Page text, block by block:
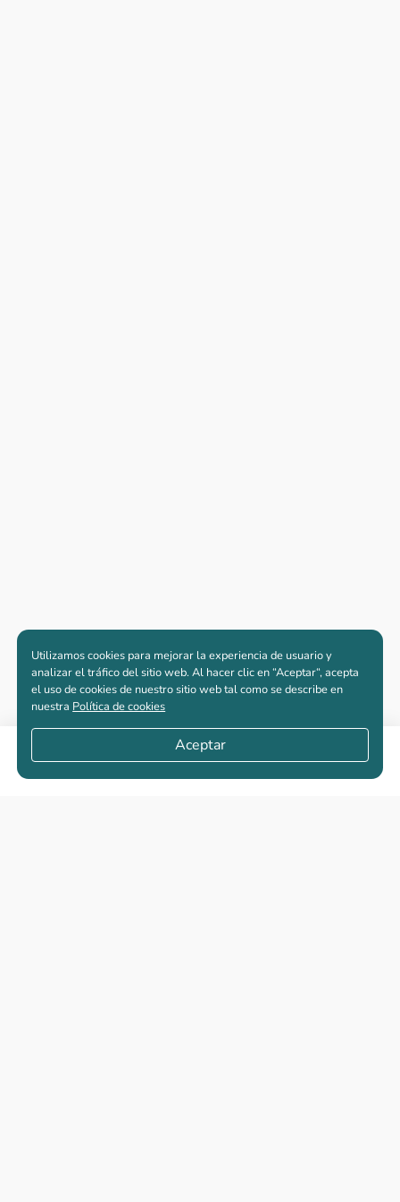
Compartir
Apartamentos nuevos
Utilizamos cookies para mejorar la experiencia de usuario y
analizar el tráfico del sitio web. Al hacer clic en “Aceptar“, acepta
el uso de cookies de nuestro sitio web tal como se describe en
nuestra Política de cookies
Aceptar